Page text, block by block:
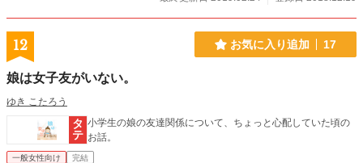
12 お気に入り追加 17
娘は女子友がいない。
ゆき こたろう
小学生の娘の友達関係について、ちょっと心配していた頃の
お話。
一般女性向け 完結